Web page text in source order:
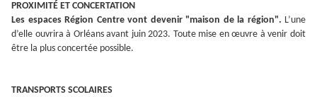
PROXIMITÉ ET CONCERTATION
Les espaces Région Centre vont devenir "maison de la région". L’une
d’elle ouvrira à Orléans avant juin 2023. Toute mise en œuvre à venir doit
être la plus concertée possible.
TRANSPORTS SCOLAIRES